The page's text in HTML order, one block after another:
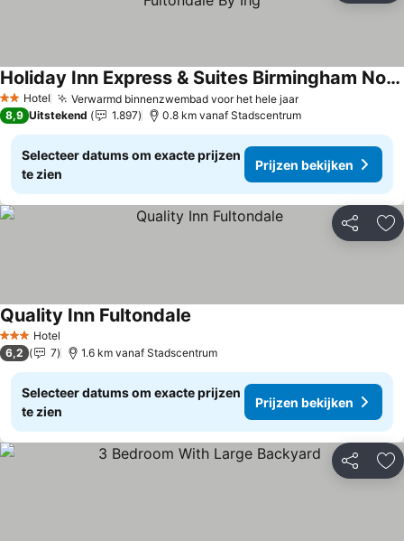
2 Sterren
Hotel Verwarmd binnenzwembad voor het hele jaar
Holiday Inn Express & Suites Birmingham North - Fultondale By Ihg
8,9 Uitstekend 1.897 0.8 km vanaf Stadscentrum
Selecteer datums om exacte prijzen
te zien
Prijzen bekijken
Delen
3 SterrenHotel
Quality Inn Fultondale
6,2 7 1.6 km vanaf Stadscentrum
Selecteer datums om exacte prijzen
te zien
Prijzen bekijken
Delen